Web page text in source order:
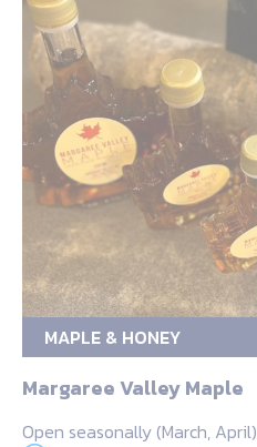
MAPLE & HONEY
Margaree Valley Maple
Open seasonally (March, April)